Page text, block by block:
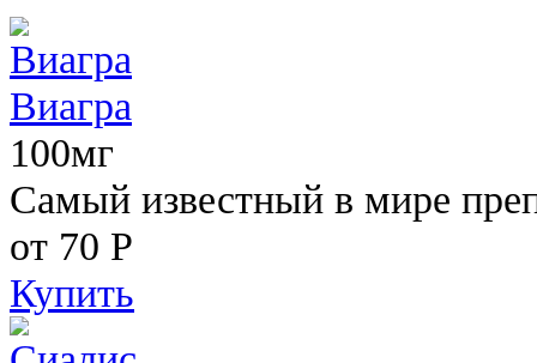
Виагра
100мг
Самый известный в мире
от 70 Р
Купить